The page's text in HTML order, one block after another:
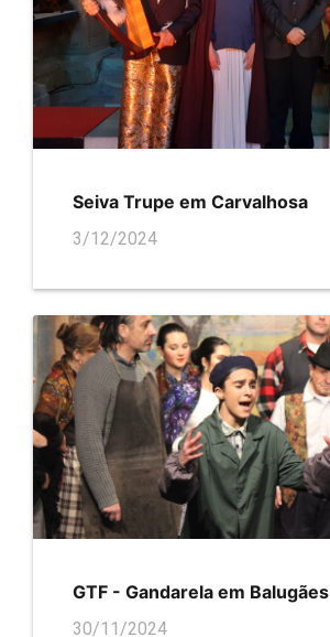
Seiva Trupe em Carvalhosa
3/12/2024
GTF - Gandarela em Balugães
30/11/2024